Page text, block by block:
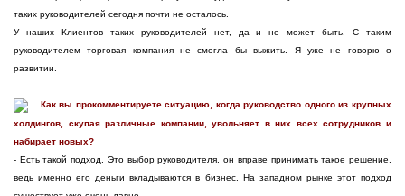
таких руководителей сегодня почти не осталось.
У наших Клиентов таких руководителей нет, да и не может быть. С таким
руководителем торговая компания не смогла бы выжить. Я уже не говорю о
развитии.
Как вы прокомментируете ситуацию, когда руководство одного из крупных
холдингов, скупая различные компании, увольняет в них всех сотрудников и
набирает новых?
- Есть такой подход. Это выбор руководителя, он вправе принимать такое решение,
ведь именно его деньги вкладываются в бизнес. На западном рынке этот подход